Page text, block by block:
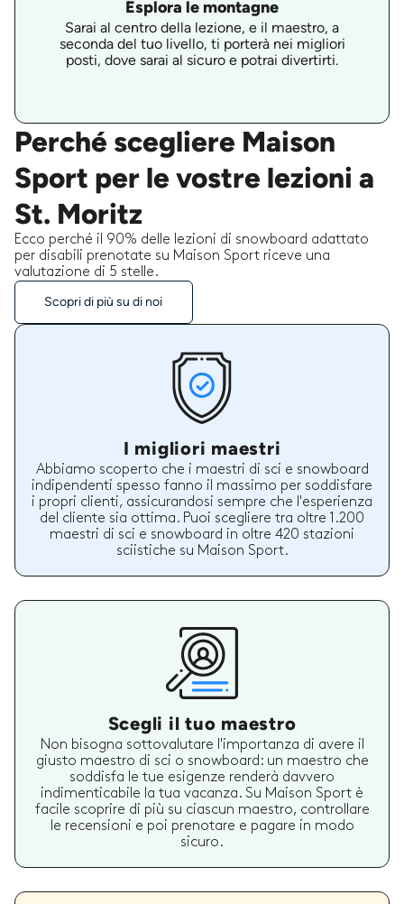
Esplora le montagne
Sarai al centro della lezione, e il maestro, a
seconda del tuo livello, ti porterà nei migliori
posti, dove sarai al sicuro e potrai divertirti.
Perché scegliere Maison
Sport per le vostre lezioni a
St. Moritz
Ecco perché il 90% delle lezioni di snowboard adattato
per disabili prenotate su Maison Sport riceve una
valutazione di 5 stelle.
Scopri di più su di noi
I migliori maestri
Abbiamo scoperto che i maestri di sci e snowboard
indipendenti spesso fanno il massimo per soddisfare
i propri clienti, assicurandosi sempre che l'esperienza
del cliente sia ottima. Puoi scegliere tra oltre 1.200
maestri di sci e snowboard in oltre 420 stazioni
sciistiche su Maison Sport.
Scegli il tuo maestro
Non bisogna sottovalutare l'importanza di avere il
giusto maestro di sci o snowboard: un maestro che
soddisfa le tue esigenze renderà davvero
indimenticabile la tua vacanza. Su Maison Sport è
facile scoprire di più su ciascun maestro, controllare
le recensioni e poi prenotare e pagare in modo
sicuro.